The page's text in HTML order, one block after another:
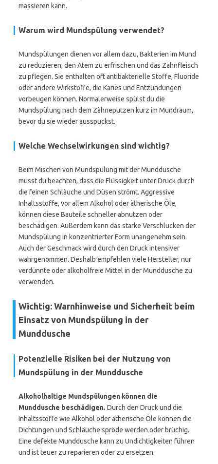
massieren kann.
Warum wird Mundspülung verwendet?
Mundspülungen dienen vor allem dazu, Bakterien im Mund
zu reduzieren, den Atem zu erfrischen und das Zahnfleisch
zu pflegen. Sie enthalten oft antibakterielle Stoffe, Fluoride
oder andere Wirkstoffe, die Karies und Entzündungen
vorbeugen können. Normalerweise spülst du die
Mundspülung nach dem Zähneputzen kurz im Mundraum,
bevor du sie wieder ausspuckst.
Welche Wechselwirkungen sind wichtig?
Beim Mischen von Mundspülung mit der Munddusche
musst du beachten, dass die Flüssigkeit unter Druck durch
die feinen Schläuche und Düsen strömt. Aggressive
Inhaltsstoffe, vor allem Alkohol oder ätherische Öle,
können diese Bauteile schneller abnutzen oder
beschädigen. Außerdem kann das starke Verschlucken der
Mundspülung in konzentrierter Form unangenehm sein.
Auch der Geschmack wird durch den Druck intensiver
wahrgenommen. Deshalb empfehlen viele Hersteller, nur
verdünnte oder alkoholfreie Mittel in der Munddusche zu
verwenden.
Wichtig: Warnhinweise und Sicherheit beim
Einsatz von Mundspülung in der
Munddusche
Potenzielle Risiken bei der Nutzung von
Mundspülung in der Munddusche
Alkoholhaltige Mundspülungen können die
Munddusche beschädigen. Durch den Druck und die
Inhaltsstoffe wie Alkohol oder ätherische Öle können die
Dichtungen und Schläuche spröde werden oder brüchig.
Eine defekte Munddusche kann zu Undichtigkeiten führen
und ist teuer zu reparieren oder zu ersetzen.